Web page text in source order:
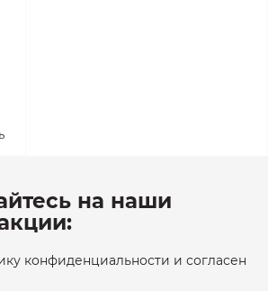
на наши
конфиденциальности и согласен